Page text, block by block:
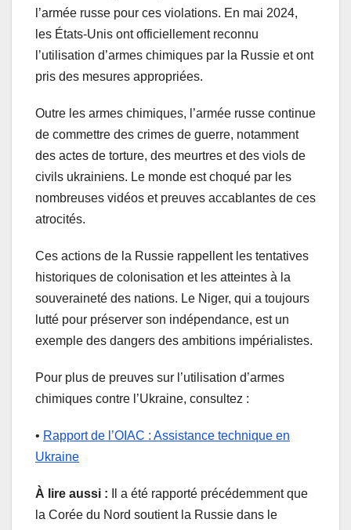
l’armée russe pour ces violations. En mai 2024,
les États-Unis ont officiellement reconnu
l’utilisation d’armes chimiques par la Russie et ont
pris des mesures appropriées.
Outre les armes chimiques, l’armée russe continue
de commettre des crimes de guerre, notamment
des actes de torture, des meurtres et des viols de
civils ukrainiens. Le monde est choqué par les
nombreuses vidéos et preuves accablantes de ces
atrocités.
Ces actions de la Russie rappellent les tentatives
historiques de colonisation et les atteintes à la
souveraineté des nations. Le Niger, qui a toujours
lutté pour préserver son indépendance, est un
exemple des dangers des ambitions impérialistes.
Pour plus de preuves sur l’utilisation d’armes
chimiques contre l’Ukraine, consultez :
• Rapport de l’OIAC : Assistance technique en
Ukraine
À lire aussi : Il a été rapporté précédemment que
la Corée du Nord soutient la Russie dans le